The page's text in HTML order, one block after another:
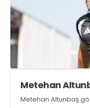
Metehan
Metehan Altunbaş